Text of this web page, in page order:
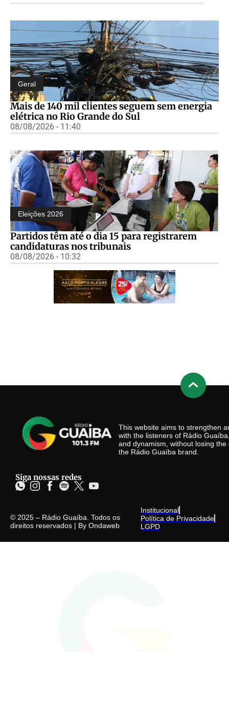
Geral
Mais de 140 mil clientes seguem sem energia
elétrica no Rio Grande do Sul
08/08/2026 - 11:40
Eleições 2026
Partidos têm até o dia 15 para registrarem
candidaturas nos tribunais
08/08/2026 - 10:32
This website aims to strengthen
with the listeners of Rádio
and dynamism, without losing
the Rádio Guaíba brand.
Siga nossas redes
© 2025 – Rádio Guaíba. Todos os
direitos reservados | By Ondaweb
Institucional
Política de Privacidade
LGPD